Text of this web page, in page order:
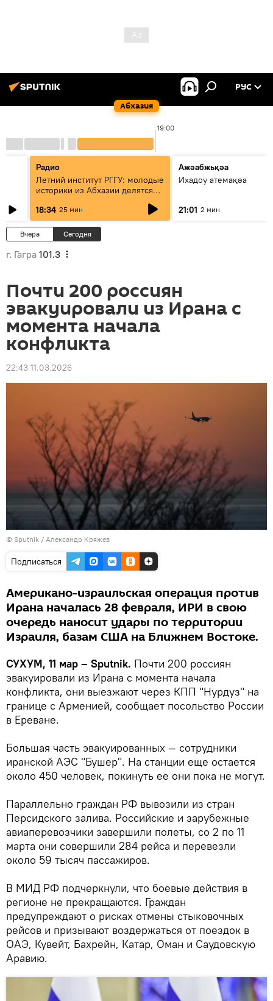
Абхазия
РУС
19:00
Радио
Летний институт РГГУ: молодые
историки из Абхазии делятся
18:34 25 мин
Ажәабжьқәа
Ихадоу атемақәа
21:01 2 мин
Вчера Сегодня
г. Гагра 101.3
Почти 200 россиян
эвакуировали из Ирана с
момента начала
конфликта
22:43 11.03.2026
© Sputnik / Александр Кряжев
Подписаться
Американо-израильская операция против
Ирана началась 28 февраля, ИРИ в свою
очередь наносит удары по территории
Израиля, базам США на Ближнем Востоке.
СУХУМ, 11 мар – Sputnik. Почти 200 россиян
эвакуировали из Ирана с момента начала
конфликта, они выезжают через КПП "Нурдуз" на
границе с Арменией, сообщает посольство России
в Ереване.
Большая часть эвакуированных — сотрудники
иранской АЭС "Бушер". На станции еще остается
около 450 человек, покинуть ее они пока не могут.
Параллельно граждан РФ вывозили из стран
Персидского залива. Российские и зарубежные
авиаперевозчики завершили полеты, со 2 по 11
марта они совершили 284 рейса и перевезли
около 59 тысяч пассажиров.
В МИД РФ подчеркнули, что боевые действия в
регионе не прекращаются. Граждан
предупреждают о рисках отмены стыковочных
рейсов и призывают воздержаться от поездок в
ОАЭ, Кувейт, Бахрейн, Катар, Оман и Саудовскую
Аравию.